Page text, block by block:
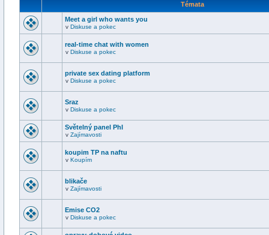
Témata
Meet a girl who wants you
v Diskuse a pokec
real-time chat with women
v Diskuse a pokec
private sex dating platform
v Diskuse a pokec
Sraz
v Diskuse a pokec
Světelný panel PhI
v Zajímavosti
koupim TP na naftu
v Koupím
blikače
v Zajímavosti
Emise CO2
v Diskuse a pokec